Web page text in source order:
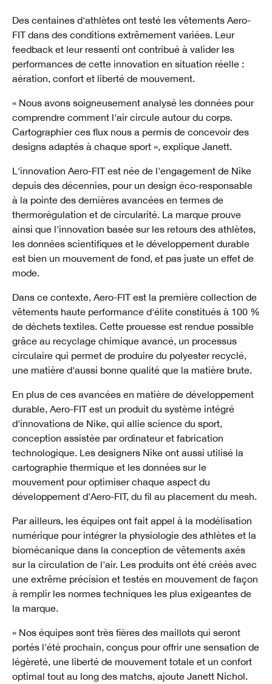
Des centaines d'athlètes ont testé les vêtements Aero-
FIT dans des conditions extrêmement variées. Leur
feedback et leur ressenti ont contribué à valider les
performances de cette innovation en situation réelle :
aération, confort et liberté de mouvement.
« Nous avons soigneusement analysé les données pour
comprendre comment l'air circule autour du corps.
Cartographier ces flux nous a permis de concevoir des
designs adaptés à chaque sport », explique Janett.
L'innovation Aero-FIT est née de l'engagement de Nike
depuis des décennies, pour un design éco-responsable
à la pointe des dernières avancées en termes de
thermorégulation et de circularité. La marque prouve
ainsi que l'innovation basée sur les retours des athlètes,
les données scientifiques et le développement durable
est bien un mouvement de fond, et pas juste un effet de
mode.
Dans ce contexte, Aero-FIT est la première collection de
vêtements haute performance d'élite constitués à 100 %
de déchets textiles. Cette prouesse est rendue possible
grâce au recyclage chimique avancé, un processus
circulaire qui permet de produire du polyester recyclé,
une matière d'aussi bonne qualité que la matière brute.
En plus de ces avancées en matière de développement
durable, Aero-FIT est un produit du système intégré
d'innovations de Nike, qui allie science du sport,
conception assistée par ordinateur et fabrication
technologique. Les designers Nike ont aussi utilisé la
cartographie thermique et les données sur le
mouvement pour optimiser chaque aspect du
développement d'Aero-FIT, du fil au placement du mesh.
Par ailleurs, les équipes ont fait appel à la modélisation
numérique pour intégrer la physiologie des athlètes et la
biomécanique dans la conception de vêtements axés
sur la circulation de l'air. Les produits ont été créés avec
une extrême précision et testés en mouvement de façon
à remplir les normes techniques les plus exigeantes de
la marque.
« Nos équipes sont très fières des maillots qui seront
portés l'été prochain, conçus pour offrir une sensation de
légèreté, une liberté de mouvement totale et un confort
optimal tout au long des matchs, ajoute Janett Nichol.